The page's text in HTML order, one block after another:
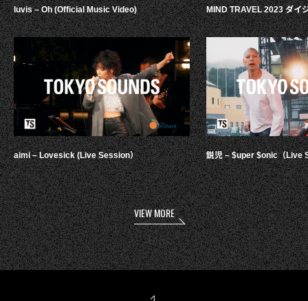
luvis – Oh (Official Music Video)
aimi – Lovesick (Live Session）
MIND TRAVEL 2023 ダイ
鋭児 – $uper $onic（Live
VIEW MORE